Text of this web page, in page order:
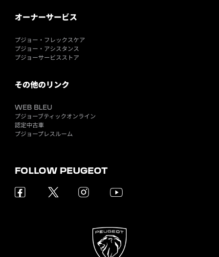
オーナーサービス
プジョー・フレックスケア
プジョー・アシスタンス
プジョーサービスストア
その他のリンク
WEB BLEU
プジョーブティックオンライン
認定中古車
プジョープレスルーム
FOLLOW PEUGEOT